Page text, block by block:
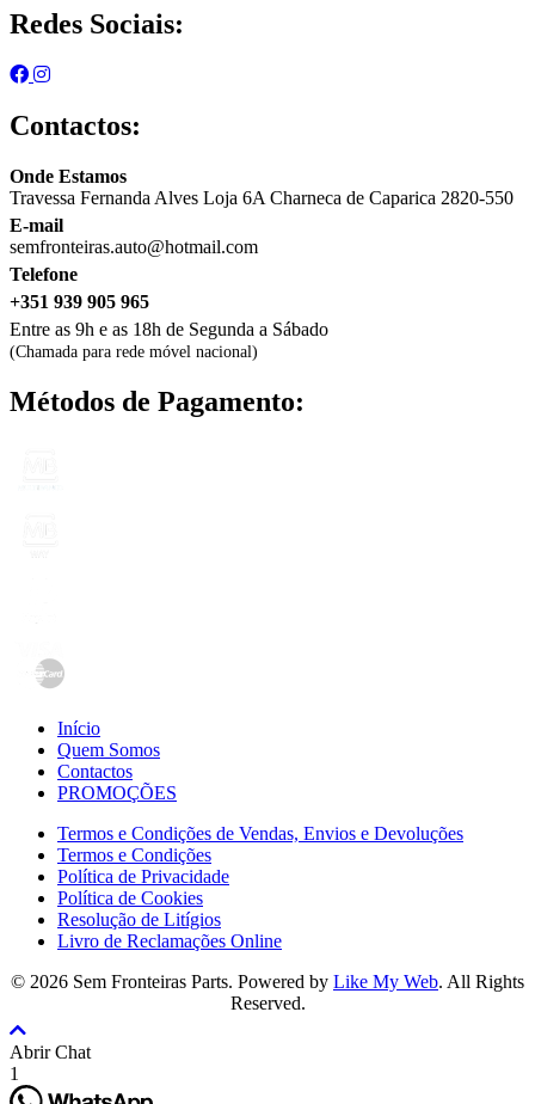
Redes Sociais:
Contactos:
Onde Estamos
Travessa Fernanda Alves Loja 6A Charneca de Caparica 2820-550
E-mail
semfronteiras.auto@hotmail.com
Telefone
+351 939 905 965
Entre as 9h e as 18h de Segunda a Sábado
(Chamada para rede móvel nacional)
Métodos de Pagamento:
Início
Quem Somos
Contactos
PROMOÇÕES
Termos e Condições de Vendas, Envios e Devoluções
Termos e Condições
Política de Privacidade
Política de Cookies
Resolução de Litígios
Livro de Reclamações Online
© 2026 Sem Fronteiras Parts. Powered by Like My Web. All Rights
Reserved.
Voltar
para
o
topo
Abrir Chat
1